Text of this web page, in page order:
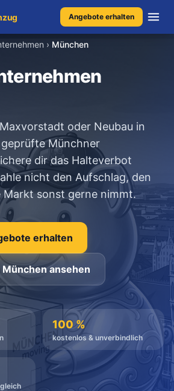
Angebote erhalten
·unverbindlich
› München
oder Neubau in
geprüfte Münchner
dir das Halteverbot
nicht den Aufschlag, den
Markt sonst gerne nimmt.
erhalten
ansehen
100 %
kostenlos & unverbindlich